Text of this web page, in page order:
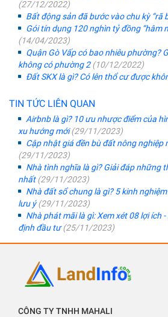
(27/12/2022)
Bất động sản đã bước vào chu kỳ “rã
Gói tín dụng 120 nghìn tỷ đồng “hâm
(14/04/2023)
Quận Gò Vấp có bao nhiêu phường?
không có phường 2(10/12/2022)
Đất SKX là gì? Có lên thổ cư được
TIN TỨC LIÊN QUAN
Airbnb là gì? 10 ưu nhược điểm của
xu hướng mới(29/11/2023)
Cập nhật giá đền bù đất nông nghiệp
(29/11/2023)
Nhà tình nghĩa là gì? Giải đáp những
nhất(29/11/2023)
Nhà đất sổ chung là gì? 5 kinh
lưu ý(29/11/2023)
Nhà phát mãi là gì: Xem xét 08 lợi ích
định đầu tư(25/11/2023)
CÔNG TY TNHH MAHALI